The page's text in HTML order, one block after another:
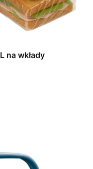
na wkłady